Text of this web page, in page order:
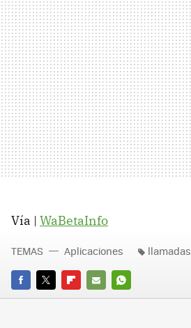
Vía | WaBetaInfo
FACEBOOK
TWITTERFLIPBOARD
E-
WHATSAPP
TEMAS Aplicaciones llamadas